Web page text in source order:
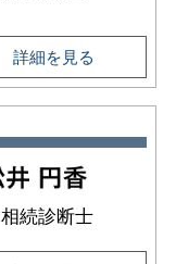
詳細を見る
相続診断士